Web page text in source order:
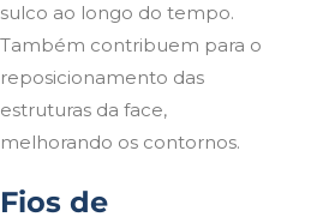
sulco ao longo do tempo.
Também contribuem para o
reposicionamento das
estruturas da face,
melhorando os contornos.
Fios de